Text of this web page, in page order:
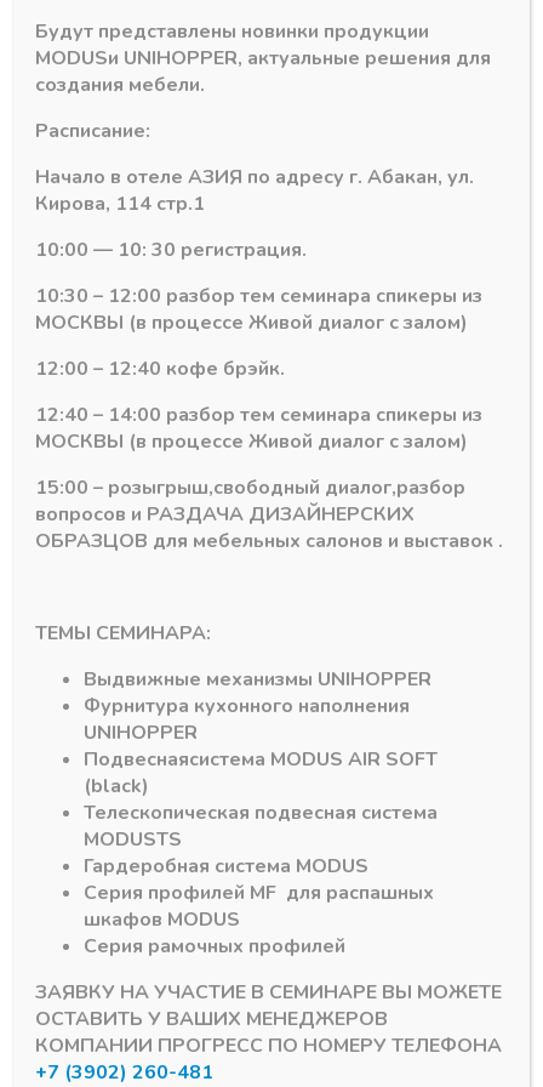
Похожие товары
Соединитель цоколя
(черный) Н=100
В наличии лишь 1
75,86₽
Артикул:431-97-706
Угловой элемент
цоколя 90гр (ваниль)
В наличии
102,99₽
Подпишитесь на рассылку акций
#Алюминиевый Профиль
Будут представлены новинки продукции
MODUSи UNIHOPPER, актуальные решения для
создания мебели.
Расписание:
Начало в отеле АЗИЯ по адресу г. Абакан, ул.
Кирова, 114 стр.1
10:00 — 10: 30 регистрация.
10:30 – 12:00 разбор тем семинара спикеры из
МОСКВЫ (в процессе Живой диалог с залом)
12:00 – 12:40 кофе брэйк.
12:40 – 14:00 разбор тем семинара спикеры из
МОСКВЫ (в процессе Живой диалог с залом)
15:00 – розыгрыш,свободный диалог,разбор
вопросов и РАЗДАЧА ДИЗАЙНЕРСКИХ
ОБРАЗЦОВ для мебельных салонов и выставок .
ТЕМЫ СЕМИНАРА:
Выдвижные механизмы UNIHOPPER
Фурнитура кухонного наполнения
UNIHOPPER
Подвеснаясистема MODUS AIR SOFT
(black)
Телескопическая подвесная система
MODUSTS
Гардеробная система MODUS
Серия профилей MF для распашных
шкафов MODUS
Серия рамочных профилей
ЗАЯВКУ НА УЧАСТИЕ В СЕМИНАРЕ ВЫ МОЖЕТЕ
ОСТАВИТЬ У ВАШИХ МЕНЕДЖЕРОВ
КОМПАНИИ ПРОГРЕСС ПО НОМЕРУ ТЕЛЕФОНА
+7 (3902) 260-481